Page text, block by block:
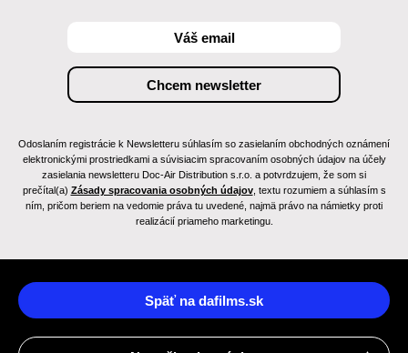
Odoslaním registrácie k Newsletteru súhlasím so zasielaním obchodných oznámení
elektronickými prostriedkami a súvisiacim spracovaním osobných údajov na účely
zasielania newsletteru Doc-Air Distribution s.r.o. a potvrdzujem, že som si
prečítal(a) Zásady spracovania osobných údajov, textu rozumiem a súhlasím s
ním, pričom beriem na vedomie práva tu uvedené, najmä právo na námietky proti
realizácií priameho marketingu.
Späť na dafilms.sk